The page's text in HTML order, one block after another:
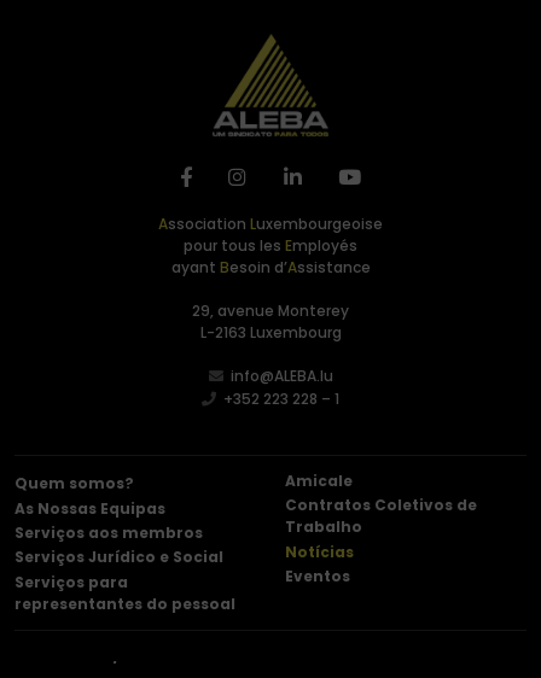
Association Luxembourgeoise
pour tous les Employés
ayant Besoin d’Assistance
29, avenue Monterey
L-2163 Luxembourg
info@ALEBA.lu
+352 223 228 – 1
Quem somos?
As Nossas Equipas
Serviços aos membros
Serviços Jurídico e Social
Serviços para
representantes do pessoal
Amicale
Contratos Coletivos de
Trabalho
Notícias
Eventos